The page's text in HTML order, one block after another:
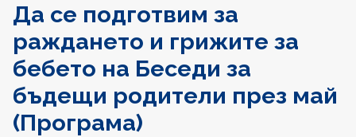
Да се подготвим за
раждането и грижите за
бебето на Беседи за
бъдещи родители през май
(Програма)